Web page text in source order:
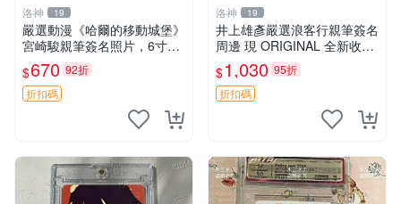
洛神 19
嚴選動漫《哈爾的移動城堡》
宮崎駿親筆簽名照片，6寸含
框珍藏版 哈爾的移動城堡 簽
名照 公仔周邊
$670 92折
折扣碼
洛神 19
井上雄彥嚴選浪客行親筆簽名
周邊 現 ORIGINAL 全新收藏
相框附卡磚 尺寸適中 浪客行
筆 記念照
$1,030 95折
折扣碼